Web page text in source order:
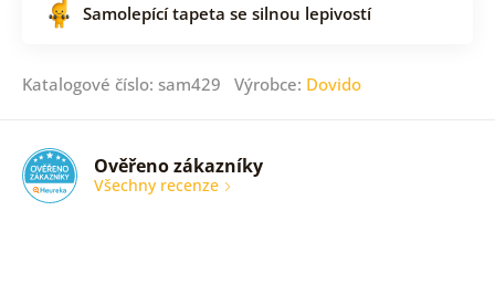
Samolepící tapeta se silnou lepivostí
Katalogové číslo: sam429 Výrobce: Dovido
Ověřeno zákazníky
Všechny recenze